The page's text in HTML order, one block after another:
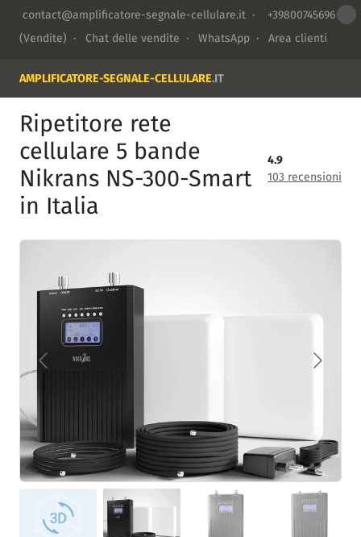
contact@amplificatore-segnale-cellulare.it ·
+39800745696
(Vendite) ·
Chat delle vendite · WhatsApp · Area clienti
AMPLIFICATORE-SEGNALE-CELLULARE.IT
Ripetitore rete
cellulare 5 bande
Nikrans NS-300-Smart
in Italia
4.9
103 recensioni